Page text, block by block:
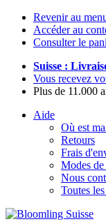
Revenir au
Accéder au
Consulter le
Suisse :
Vous recevez
Plus de 11.000
Aide
Où est
Retours
Frais
Modes
Nous
Toutes